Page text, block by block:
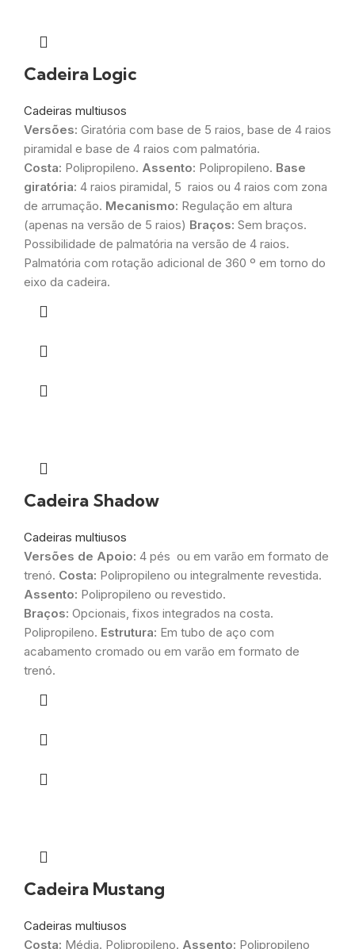
Cadeira Logic
Cadeiras multiusos
Versões: Giratória com base de 5 raios, base de 4 raios
piramidal e base de 4 raios com palmatória.
Costa: Polipropileno. Assento: Polipropileno. Base
giratória: 4 raios piramidal, 5 raios ou 4 raios com zona
de arrumação. Mecanismo: Regulação em altura
(apenas na versão de 5 raios) Braços: Sem braços.
Possibilidade de palmatória na versão de 4 raios.
Palmatória com rotação adicional de 360 º em torno do
eixo da cadeira.
Cadeira Shadow
Cadeiras multiusos
Versões de Apoio: 4 pés ou em varão em formato de
trenó. Costa: Polipropileno ou integralmente revestida.
Assento: Polipropileno ou revestido.
Braços: Opcionais, fixos integrados na costa.
Polipropileno. Estrutura: Em tubo de aço com
acabamento cromado ou em varão em formato de
trenó.
Cadeira Mustang
Cadeiras multiusos
Costa: Média. Polipropileno. Assento: Polipropileno